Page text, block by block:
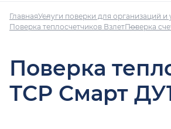
ГлавнаяУслуги поверки для организаций и
Поверка теплосчетчиков ВзлетПоверка
Поверка
ТСР Смарт